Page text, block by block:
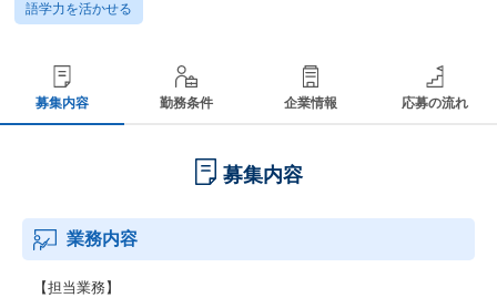
語学力を活かせる
募集内容 勤務条件 企業情報 応募の流れ
募集内容
業務内容
【担当業務】